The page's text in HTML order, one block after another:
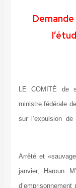
LE COMITÉ
ministre
sur
Arrêté et
janvier,